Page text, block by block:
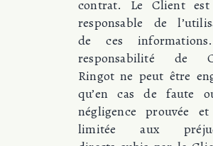
contrat. Le Client
responsable de
de ces
responsabilité de
Ringot ne peut être
qu’en cas de faute
négligence prouvée
limitée aux